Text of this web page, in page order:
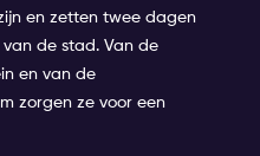
en zetten twee dagen
de stad. Van de
en van de
zorgen ze voor een